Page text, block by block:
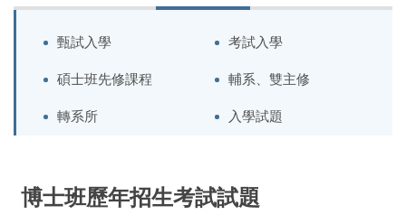
甄試入學 考試入學
碩士班先修課程 輔系、雙主修
轉系所 入學試題
博士班歷年招生考試試題